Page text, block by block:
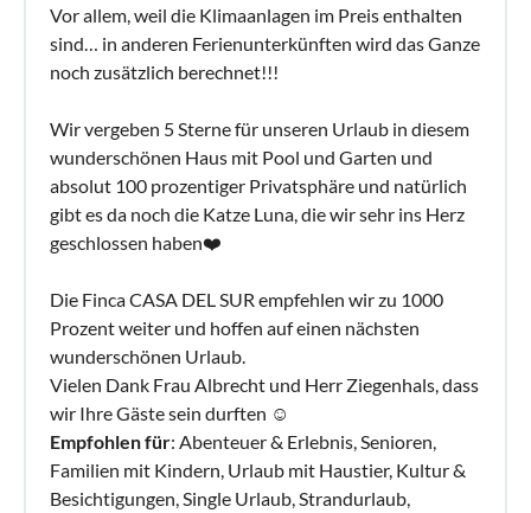
Vor allem, weil die Klimaanlagen im Preis enthalten
sind… in anderen Ferienunterkünften wird das Ganze
noch zusätzlich berechnet!!!
Wir vergeben 5 Sterne für unseren Urlaub in diesem
wunderschönen Haus mit Pool und Garten und
absolut 100 prozentiger Privatsphäre und natürlich
gibt es da noch die Katze Luna, die wir sehr ins Herz
geschlossen haben❤️
Die Finca CASA DEL SUR empfehlen wir zu 1000
Prozent weiter und hoffen auf einen nächsten
wunderschönen Urlaub.
Vielen Dank Frau Albrecht und Herr Ziegenhals, dass
wir Ihre Gäste sein durften ☺️
Empfohlen für: Abenteuer & Erlebnis, Senioren,
Familien mit Kindern, Urlaub mit Haustier, Kultur &
Besichtigungen, Single Urlaub, Strandurlaub,